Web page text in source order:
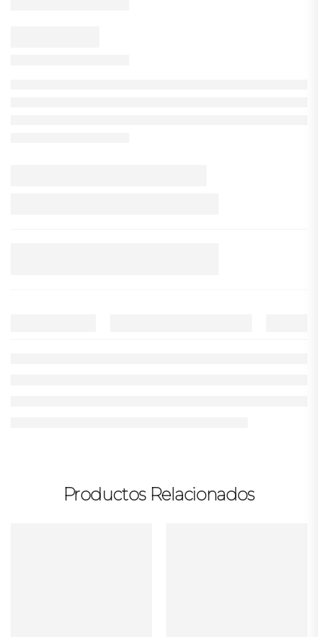
Productos Relacionados